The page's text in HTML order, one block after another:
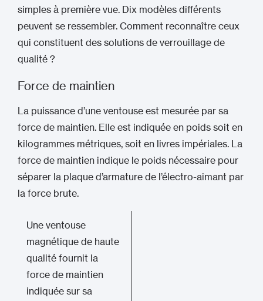
simples à première vue. Dix modèles différents
peuvent se ressembler. Comment reconnaître ceux
qui constituent des solutions de verrouillage de
qualité ?
Force de maintien
La puissance d’une ventouse est mesurée par sa
force de maintien. Elle est indiquée en poids soit en
kilogrammes métriques, soit en livres impériales. La
force de maintien indique le poids nécessaire pour
séparer la plaque d’armature de l’électro-aimant par
la force brute.
Une ventouse
magnétique de haute
qualité fournit la
force de maintien
indiquée sur sa